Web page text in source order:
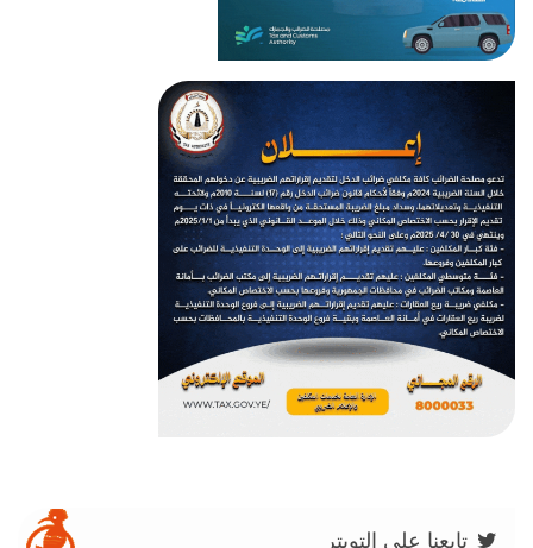
تابعنا على التويتر